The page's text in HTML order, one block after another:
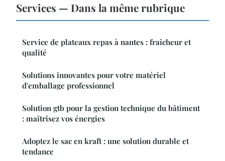
Services — Dans la même rubrique
Service de plateaux repas à nantes : fraîcheur et
qualité
Solutions innovantes pour votre matériel
d'emballage professionnel
Solution gtb pour la gestion technique du bâtiment
: maîtrisez vos énergies
Adoptez le sac en kraft : une solution durable et
tendance